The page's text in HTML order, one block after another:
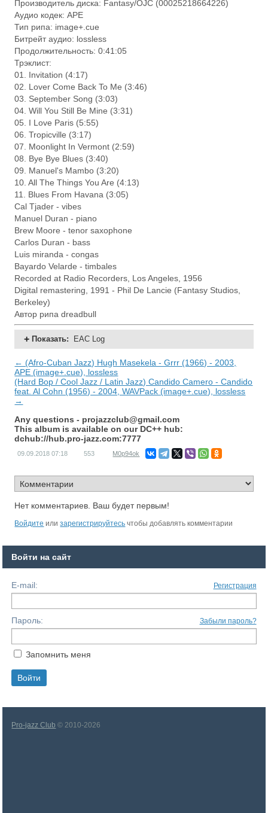
Производитель диска: Fantasy/OJC (00025218664226)
Аудио кодек: APE
Тип рипа: image+.cue
Битрейт аудио: lossless
Продолжительность: 0:41:05
Трэклист:
01. Invitation (4:17)
02. Lover Come Back To Me (3:46)
03. September Song (3:03)
04. Will You Still Be Mine (3:31)
05. I Love Paris (5:55)
06. Tropicville (3:17)
07. Moonlight In Vermont (2:59)
08. Bye Bye Blues (3:40)
09. Manuel's Mambo (3:20)
10. All The Things You Are (4:13)
11. Blues From Havana (3:05)
Cal Tjader - vibes
Manuel Duran - piano
Brew Moore - tenor saxophone
Carlos Duran - bass
Luis miranda - congas
Bayardo Velarde - timbales
Recorded at Radio Recorders, Los Angeles, 1956
Digital remastering, 1991 - Phil De Lancie (Fantasy Studios,
Berkeley)
Автор рипа dreadbull
Показать: EAC Log
← (Afro-Cuban Jazz) Hugh Masekela - Grrr (1966) - 2003,
APE (image+.cue), lossless
(Hard Bop / Cool Jazz / Latin Jazz) Candido Camero - Candido
feat. Al Cohn (1956) - 2004, WAVPack (image+.cue), lossless
→
Any questions - projazzclub@gmail.com
This album is available on our DC++ hub:
dchub://hub.pro-jazz.com:7777
09.09.2018 07:18 553 M0p94ok
Нет комментариев. Ваш будет первым!
Войдите илизарегистрируйтесь чтобы добавлять комментарии
Войти на сайт
E-mail: Регистрация
Пароль: Забыли пароль?
Запомнить меня
Pro-jazz Club © 2010-2026